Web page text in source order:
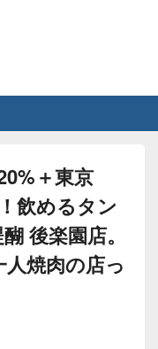
＋東京
飲めるタン
後楽園店。
焼肉の店っ